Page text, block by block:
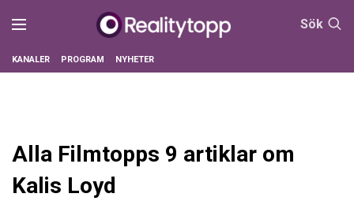
Sök
KANALER PROGRAM NYHETER
Alla Filmtopps 9 artiklar om
Kalis Loyd